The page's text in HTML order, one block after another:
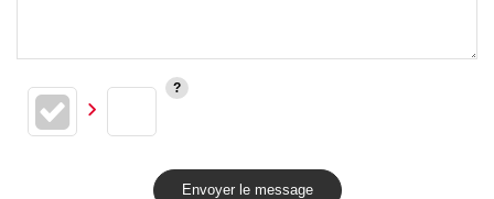
Envoyer le message